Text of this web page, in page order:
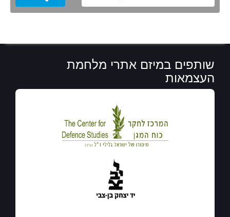
Search
שותפים במיזם אתרי מלחמת
העצמאות